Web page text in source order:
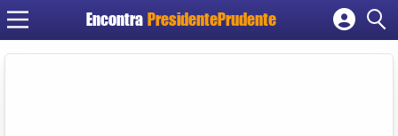
Encontra PresidentePrudente
Cadastrar empresa